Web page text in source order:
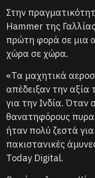
Στην
Hammer της
πρώτη φορά σε μια
χώρα σε χώρα.
«Τα μαχητικά
απέδειξαν την
για την Ινδία. Όταν
θανατηφόρους
ήταν πολύ ζεστά για
πακιστανικές
Today Digital.